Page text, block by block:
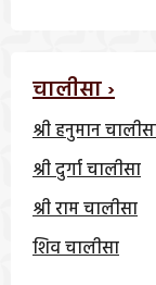
चालीसा ›
श्री हनुमान
श्री दुर्गा चालीसा
श्री राम चालीसा
शिव चालीसा